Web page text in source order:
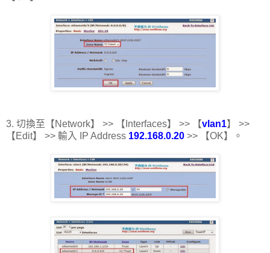
3. 切換至【Network】 >> 【Interfaces】 >> 【vlan1】 >>
【Edit】 >> 輸入 IP Address 192.168.0.20 >> 【OK】。